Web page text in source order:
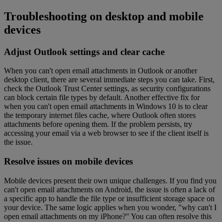
Troubleshooting on desktop and mobile
devices
Adjust Outlook settings and clear cache
When you can't open email attachments in Outlook or another
desktop client, there are several immediate steps you can take. First,
check the Outlook Trust Center settings, as security configurations
can block certain file types by default. Another effective fix for
when you can't open email attachments in Windows 10 is to clear
the temporary internet files cache, where Outlook often stores
attachments before opening them. If the problem persists, try
accessing your email via a web browser to see if the client itself is
the issue.
Resolve issues on mobile devices
Mobile devices present their own unique challenges. If you find you
can't open email attachments on Android, the issue is often a lack of
a specific app to handle the file type or insufficient storage space on
your device. The same logic applies when you wonder, "why can't I
open email attachments on my iPhone?" You can often resolve this